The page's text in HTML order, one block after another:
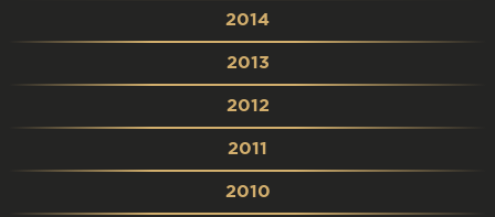
2014
2013
2012
2011
2010